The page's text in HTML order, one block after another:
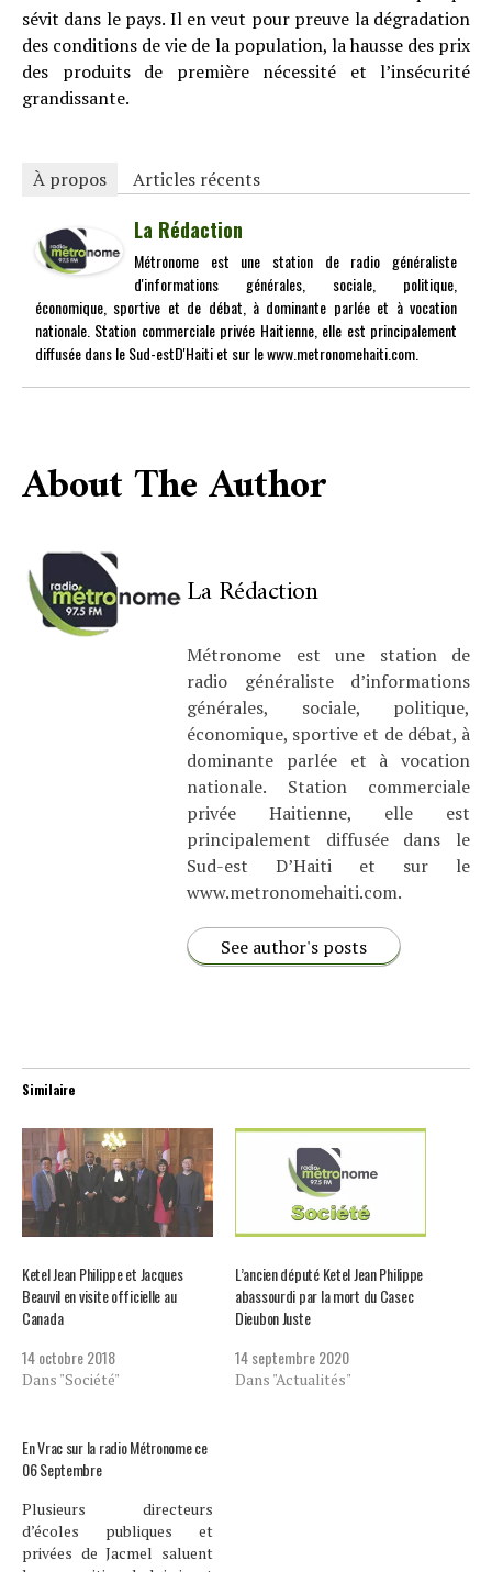
sévit dans le pays. Il en veut pour preuve la dégradation
des conditions de vie de la population, la hausse des prix
des produits de première nécessité et l’insécurité
grandissante.
À propos Articles récents
La Rédaction
Métronome est une station de radio généraliste
d'informations générales, sociale, politique,
économique, sportive et de débat, à dominante parlée et à vocation
nationale. Station commerciale privée Haitienne, elle est principalement
diffusée dans le Sud-estD'Haiti et sur le www.metronomehaiti.com.
About The Author
La Rédaction
Métronome est une station de
radio généraliste d’informations
générales, sociale, politique,
économique, sportive et de débat, à
dominante parlée et à vocation
nationale. Station commerciale
privée Haitienne, elle est
principalement diffusée dans le
Sud-est D’Haiti et sur le
www.metronomehaiti.com.
See author's posts
Similaire
Ketel Jean Philippe et Jacques
Beauvil en visite officielle au
Canada
14 octobre 2018
Dans "Société"
L’ancien député Ketel Jean Philippe
abassourdi par la mort du Casec
Dieubon Juste
14 septembre 2020
Dans "Actualités"
En Vrac sur la radio Métronome ce
06 Septembre
Plusieurs directeurs
d’écoles publiques et
privées de Jacmel saluent